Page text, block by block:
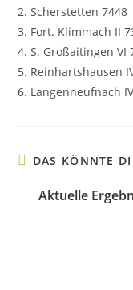
2. Scherstetten
3. Fort. Klimmach II
4. S. Großaitingen
5. Reinhartshausen
6. Langenneufnach
DAS KÖNNTE
Aktuelle